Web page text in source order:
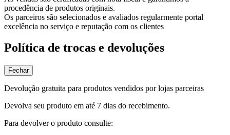
procedência de produtos originais.
Os parceiros são selecionados e avaliados regularmente portal
excelência no serviço e reputação com os clientes
Política de trocas e devoluções
Fechar
Devolução gratuita para produtos vendidos por lojas parceiras
Devolva seu produto em até 7 dias do recebimento.
Para devolver o produto consulte: